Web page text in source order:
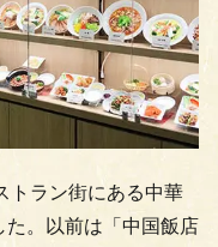
トラン街にある中華
。以前は「中国飯店